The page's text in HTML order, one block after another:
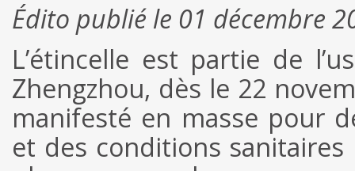
Édito publié le 01 décembre
L’étincelle est partie de
Zhengzhou, dès le 22
manifesté en masse pour
et des conditions